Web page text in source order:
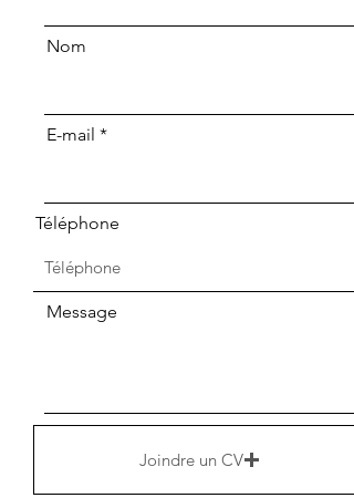
Nom
E-mail
Téléphone
Message
Joindre un CV